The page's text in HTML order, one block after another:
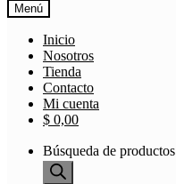
Menú
Inicio
Nosotros
Tienda
Contacto
Mi cuenta
$ 0,00
Búsqueda de productos